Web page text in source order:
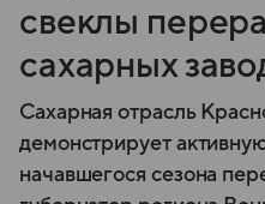
свеклы
сахарных
Сахарная отрасль
демонстрирует
начавшегося сезона